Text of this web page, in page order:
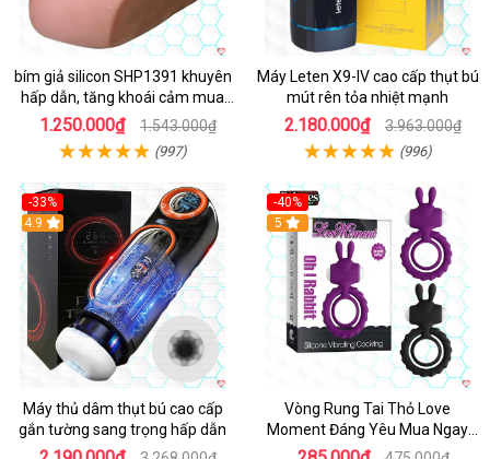
bím giả silicon SHP1391 khuyên
hấp dẫn, tăng khoái cảm mua
ngay
1.250.000₫ 1.543.000₫
(997)
Máy Leten X9-IV cao cấp thụt bú
mút rên tỏa nhiệt mạnh
2.180.000₫ 3.963.000₫
(996)
-33%
Hot
4.9
Máy thủ dâm thụt bú cao cấp
gắn tường sang trọng hấp dẫn
-40%
5
Vòng Rung Tai Thỏ Love
Moment Đáng Yêu Mua Ngay
Giá Tốt